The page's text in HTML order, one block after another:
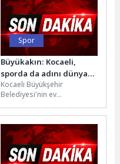
Spor
Büyükakın: Kocaeli,
sporda da adını dünyaya
duyuruyor
Kocaeli Büyükşehir
Belediyesi'nin ev
Hasan Gemici-Gazanfer
Bilge Uluslararası Serbest
ve Grekoromen Güreş
Turnuvası’nın...